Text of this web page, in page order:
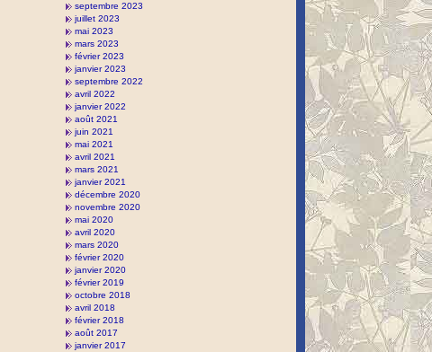
septembre 2023
juillet 2023
mai 2023
mars 2023
février 2023
janvier 2023
septembre 2022
avril 2022
janvier 2022
août 2021
juin 2021
mai 2021
avril 2021
mars 2021
janvier 2021
décembre 2020
novembre 2020
mai 2020
avril 2020
mars 2020
février 2020
janvier 2020
février 2019
octobre 2018
avril 2018
février 2018
août 2017
janvier 2017